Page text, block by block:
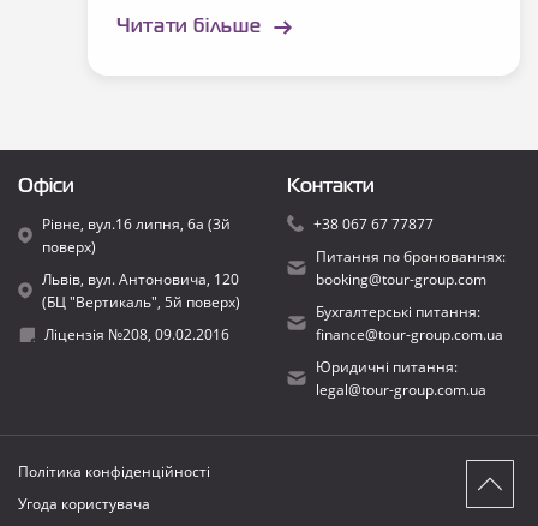
Читати більше
Офіси
Рівне, вул.16 липня, 6а (3й
поверх)
Львів, вул. Антоновича, 120
(БЦ "Вертикаль", 5й поверх)
Ліцензія №208, 09.02.2016
Контакти
+38 067 67 77877
Питання по бронюваннях:
booking@tour-group.com
Бухгалтерські питання:
finance@tour-group.com.ua
Юридичні питання:
legal@tour-group.com.ua
Політика конфіденційності
Угода користувача